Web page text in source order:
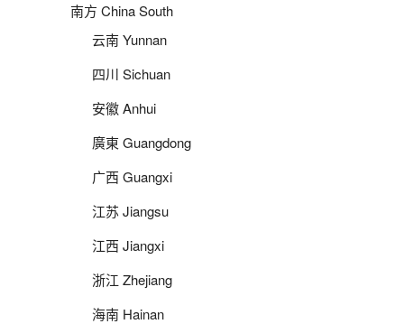
南方 China South
云南 Yunnan
四川 Sichuan
安徽 Anhui
廣東 Guangdong
广西 Guangxi
江苏 Jiangsu
江西 Jiangxi
浙江 Zhejiang
海南 Hainan